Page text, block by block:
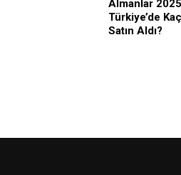
Almanlar
Türkiye’de
Satın Aldı?